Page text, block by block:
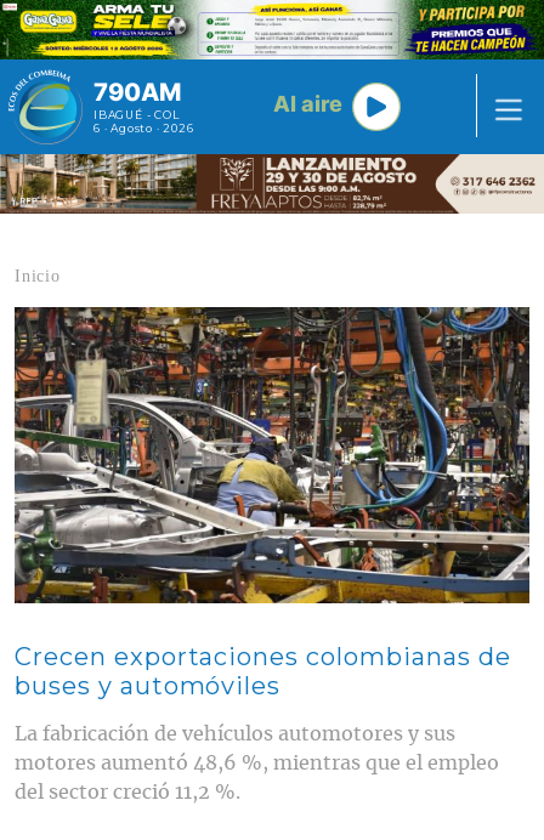
Pasar al contenido principal
790AM
IBAGUÉ - COL
6 · Agosto · 2026
Al aire
Inicio
Contenido multimedia principal
Crecen exportaciones colombianas de
buses y automóviles
La fabricación de vehículos automotores y sus
motores aumentó 48,6 %, mientras que el empleo
del sector creció 11,2 %.